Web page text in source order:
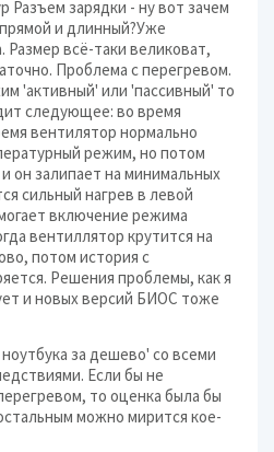
Разъем зарядки - ну вот зачем
и длинный?Уже
Размер всё-таки великоват,
Проблема с перегревом.
'активный' или 'пассивный' то
следующее: во время
вентилятор нормально
режим, но потом
он залипает на минимальных
сильный нагрев в левой
включение режима
вентиллятор крутится на
потом история с
Решения проблемы, как я
и новых версий БИОС тоже
за дешево' со всеми
Если бы не
то оценка была бы
можно мирится кое-